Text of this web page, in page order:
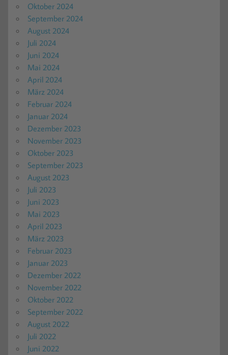
Oktober 2024
September 2024
August 2024
Juli 2024
Juni 2024
Mai 2024
April 2024
März 2024
Februar 2024
Januar 2024
Dezember 2023
November 2023
Oktober 2023
September 2023
August 2023
Juli 2023
Juni 2023
Mai 2023
April 2023
März 2023
Februar 2023
Januar 2023
Dezember 2022
November 2022
Oktober 2022
September 2022
August 2022
Juli 2022
Juni 2022